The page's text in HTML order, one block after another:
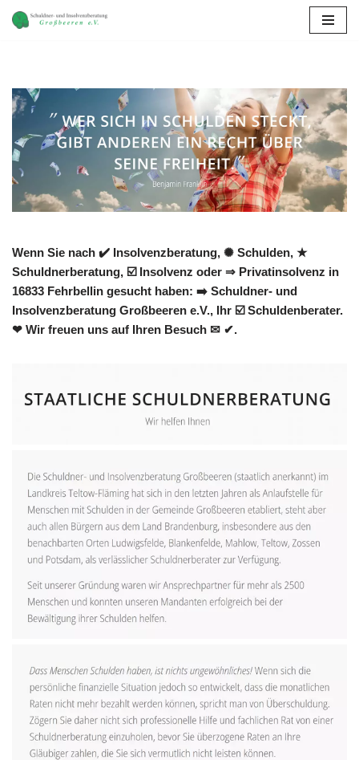
Wenn Sie nach ✔️ Insolvenzberatung, ✺ Schulden, ★
Schuldnerberatung, ☑️ Insolvenz oder ⇒ Privatinsolvenz in
16833 Fehrbellin gesucht haben: ➡️ Schuldner- und
Insolvenzberatung Großbeeren e.V., Ihr ☑️ Schuldenberater.
❤ Wir freuen uns auf Ihren Besuch ✉ ✔.